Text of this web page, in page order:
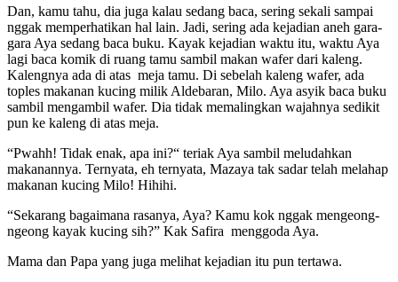
Dan, kamu tahu, dia juga kalau sedang baca, sering sekali sampai
nggak memperhatikan hal lain. Jadi, sering ada kejadian aneh gara-
gara Aya sedang baca buku. Kayak kejadian waktu itu, waktu Aya
lagi baca komik di ruang tamu sambil makan wafer dari kaleng.
Kalengnya ada di atas meja tamu. Di sebelah kaleng wafer, ada
toples makanan kucing milik Aldebaran, Milo. Aya asyik baca buku
sambil mengambil wafer. Dia tidak memalingkan wajahnya sedikit
pun ke kaleng di atas meja.
“Pwahh! Tidak enak, apa ini?“ teriak Aya sambil meludahkan
makanannya. Ternyata, eh ternyata, Mazaya tak sadar telah melahap
makanan kucing Milo! Hihihi.
“Sekarang bagaimana rasanya, Aya? Kamu kok nggak mengeong-
ngeong kayak kucing sih?” Kak Safira menggoda Aya.
Mama dan Papa yang juga melihat kejadian itu pun tertawa.